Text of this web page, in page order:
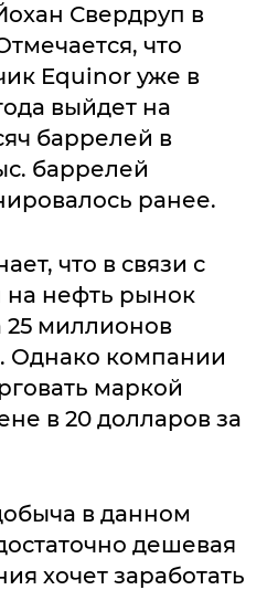
Свердруп в
что
Equinor уже в
выйдет на
баррелей в
баррелей
ранее.
что в связи с
нефть рынок
25 миллионов
Однако компании
маркой
в 20 долларов за
в данном
дешевая
хочет заработать